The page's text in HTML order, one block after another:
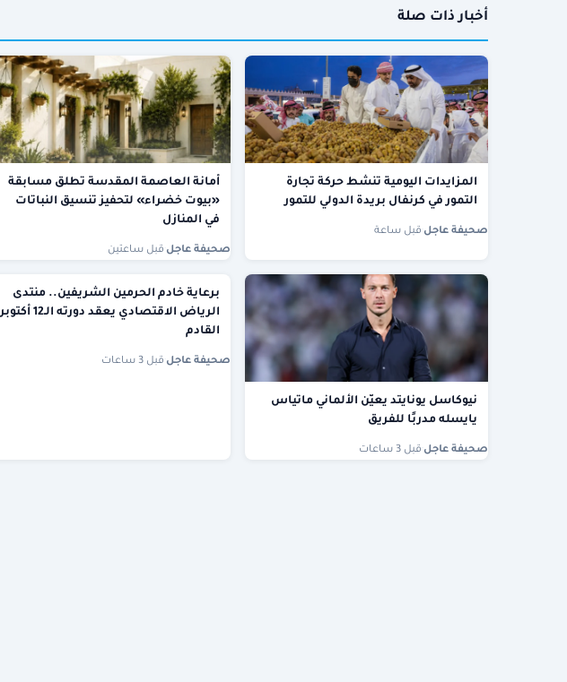
أخبار ذات صلة
المزايدات اليومية تنشط حركة تجارة
التمور في كرنفال بريدة الدولي للتمور
صحيفة عاجل قبل ساعة
أمانة العاصمة المقدسة تطلق مسابقة
«بيوت خضراء» لتحفيز تنسيق النباتات
في المنازل
صحيفة عاجل قبل ساعتين
نيوكاسل يونايتد يعيّن الألماني ماتياس
يايسله مدربًا للفريق
صحيفة عاجل قبل 3 ساعات
برعاية خادم الحرمين الشريفين.. منتدى
الرياض الاقتصادي يعقد دورته الـ12 أكتوبر
القادم
صحيفة عاجل قبل 3 ساعات